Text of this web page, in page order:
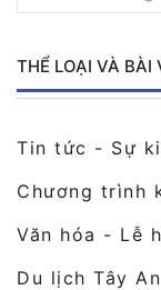
THỂ LOẠI VÀ BÀI
Tin tức - Sự
Chương trình
Văn hóa - Lễ
Du lịch Tây